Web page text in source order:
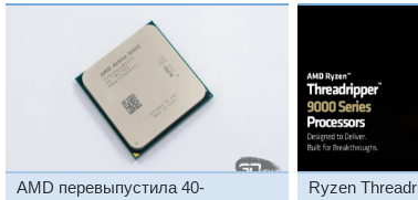
AMD перевыпустила 40-
Ryzen